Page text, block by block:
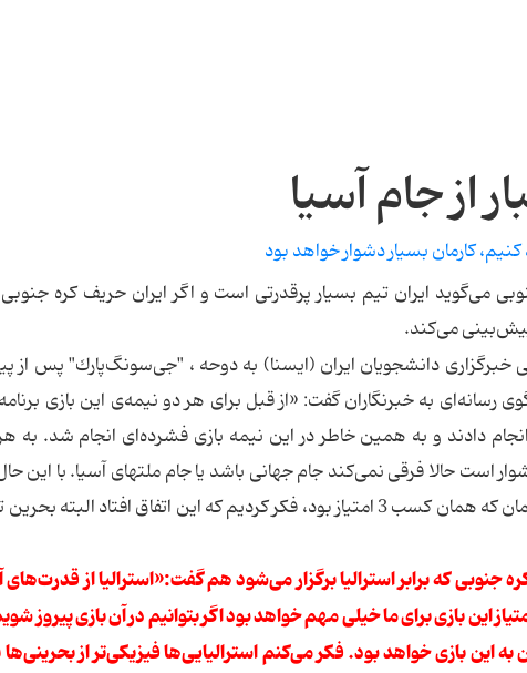
از جام آسیا
كنیم، كارمان بسیار دشوار خواهد بود
می‌گوید ایران تیم بسیار پرقدرتی است و اگر ایران حریف كره
می‌كند.
خبرگزاری دانشجویان ایران (ایسنا) به دوحه ، "جی‌سونگ‌پارك" پس از
به خبرنگاران گفت: «از قبل برای هر دو نیمه‌ی این بازی
دادند و به همین خاطر در این نیمه بازی فشرده‌ای انجام شد.
است حالا فرقی نمی‌كند جام جهانی باشد یا جام ملتهای آسیا. با این
دقیقه اول تنها به هدف‌مان كه همان كسب 3 امتیاز بود،‌ فكر كردیم كه این اتفاق
جنوبی كه برابر استرالیا برگزار می‌شود هم گفت:«‌استرالیا از
این بازی برای ما خیلی مهم خواهد بود اگر بتوانیم در آن بازی
این بازی خواهد بود. فكر می‌كنم استرالیایی‌ها فیزیكی‌تر از بحرینی‌ها